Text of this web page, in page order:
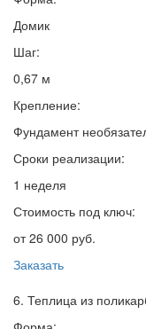
Домик
Шаг:
0,67 м
Крепление:
Фундамент
Сроки реализации:
1 неделя
Стоимость под ключ:
от 26 000 руб.
Заказать
6. Теплица из